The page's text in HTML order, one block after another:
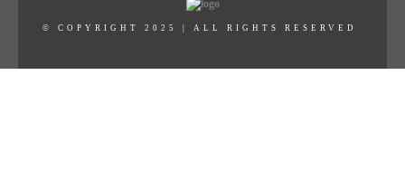
© COPYRIGHT 2025 | ALL RIGHTS RESERVED